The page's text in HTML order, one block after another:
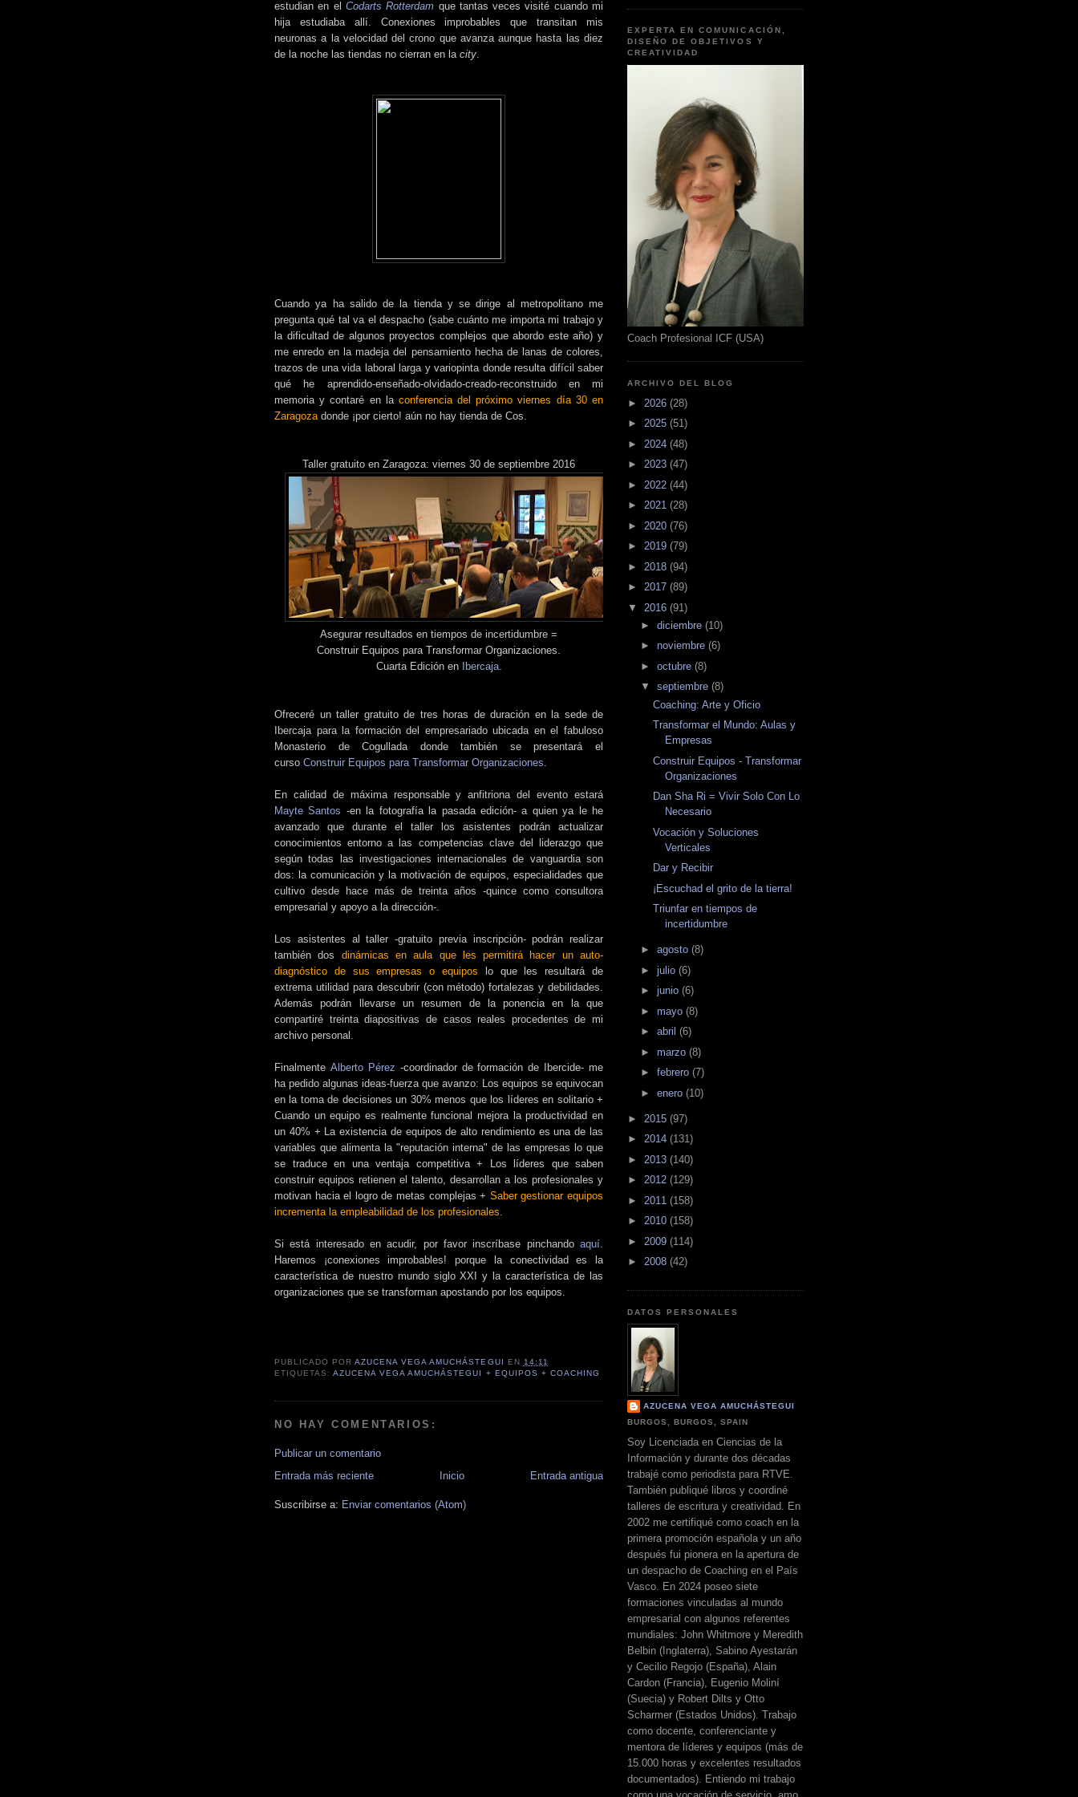
estudian en el Codarts Rotterdam que tantas veces visité cuando mi
hija estudiaba allí. Conexiones improbables que transitan mis
neuronas a la velocidad del crono que avanza aunque hasta las diez
de la noche las tiendas no cierran en la city.
Cuando ya ha salido de la tienda y se dirige al metropolitano me
pregunta qué tal va el despacho (sabe cuánto me importa mi trabajo y
la dificultad de algunos proyectos complejos que abordo este año) y
me enredo en la madeja del pensamiento hecha de lanas de colores,
trazos de una vida laboral larga y variopinta donde resulta difícil saber
qué he aprendido-enseñado-olvidado-creado-reconstruido en mi
memoria y contaré en la conferencia del próximo viernes día 30 en
Zaragoza donde ¡por cierto! aún no hay tienda de Cos.
Taller gratuito en Zaragoza: viernes 30 de septiembre 2016
Asegurar resultados en tiempos de incertidumbre =
Construir Equipos para Transformar Organizaciones.
Cuarta Edición en
Ibercaja.
Ofreceré un taller gratuito de tres horas de duración en la sede de
Ibercaja para la formación del empresariado ubicada en el fabuloso
Monasterio de Cogullada donde también se presentará el
curso Construir Equipos para Transformar Organizaciones.
En calidad de máxima responsable y anfitriona del evento estará
Mayte Santos -en la fotografía la pasada edición- a quien ya le he
avanzado que durante el taller los asistentes podrán actualizar
conocimientos entorno a las competencias clave del liderazgo que
según todas las investigaciones internacionales de vanguardia son
dos: la comunicación y la motivación de equipos, especialidades que
cultivo desde hace más de treinta años -quince como consultora
empresarial y apoyo a la dirección-.
Los asistentes al taller -gratuito previa inscripción- podrán realizar
también dos dinámicas en aula que les permitirá hacer un auto-
diagnóstico de sus empresas o equipos
lo que les resultará de
extrema utilidad para descubrir (con método) fortalezas y debilidades.
Además podrán llevarse un resumen de la ponencia en la que
compartiré treinta diapositivas de casos reales procedentes de mi
archivo personal.
Finalmente Alberto Pérez -coordinador de formación de Ibercide- me
ha pedido algunas ideas-fuerza que avanzo: Los equipos se equivocan
en la toma de decisiones un 30% menos que los líderes en solitario +
Cuando un equipo es realmente funcional mejora la productividad en
un 40% + La existencia de equipos de alto rendimiento es una de las
variables que alimenta la "reputación interna" de las empresas lo que
se traduce en una ventaja competitiva + Los líderes que saben
construir equipos retienen el talento, desarrollan a los profesionales y
motivan hacia el logro de metas complejas + Saber gestionar equipos
incrementa la empleabilidad de los profesionales.
Si está interesado en acudir, por favor inscríbase pinchando aquí.
Haremos ¡conexiones improbables! porque la conectividad es la
característica de nuestro mundo siglo XXI y la característica de las
organizaciones que se transforman apostando por los equipos.
PUBLICADO PORAZUCENA VEGA AMUCHÁSTEGUI EN 14:11
ETIQUETAS:AZUCENA VEGA AMUCHÁSTEGUI + EQUIPOS + COACHING
NO HAY COMENTARIOS:
Publicar un comentario
Entrada más reciente
Entrada antigua
Inicio
Suscribirse a: Enviar comentarios (Atom)
EXPERTA EN COMUNICACIÓN,
DISEÑO DE OBJETIVOS Y
CREATIVIDAD
Coach Profesional ICF (USA)
ARCHIVO DEL BLOG
► 2026 (28)
► 2025 (51)
► 2024 (48)
► 2023 (47)
► 2022 (44)
► 2021 (28)
► 2020 (76)
► 2019 (79)
► 2018 (94)
► 2017 (89)
▼ 2016 (91)
► diciembre (10)
► noviembre (6)
► octubre (8)
▼ septiembre (8)
Coaching: Arte y Oficio
Transformar el Mundo: Aulas y
Empresas
Construir Equipos - Transformar
Organizaciones
Dan Sha Ri = Vivir Solo Con Lo
Necesario
Vocación y Soluciones
Verticales
Dar y Recibir
¡Escuchad el grito de la tierra!
Triunfar en tiempos de
incertidumbre
► agosto (8)
► julio (6)
► junio (6)
► mayo (8)
► abril (6)
► marzo (8)
► febrero (7)
► enero (10)
► 2015 (97)
► 2014 (131)
► 2013 (140)
► 2012 (129)
► 2011 (158)
► 2010 (158)
► 2009 (114)
► 2008 (42)
DATOS PERSONALES
AZUCENA VEGA AMUCHÁSTEGUI
BURGOS, BURGOS, SPAIN
Soy Licenciada en Ciencias de la
Información y durante dos décadas
trabajé como periodista para RTVE.
También publiqué libros y coordiné
talleres de escritura y creatividad. En
2002 me certifiqué como coach en la
primera promoción española y un año
después fui pionera en la apertura de
un despacho de Coaching en el País
Vasco. En 2024 poseo siete
formaciones vinculadas al mundo
empresarial con algunos referentes
mundiales: John Whitmore y Meredith
Belbin (Inglaterra), Sabino Ayestarán
y Cecilio Regojo (España), Alain
Cardon (Francia), Eugenio Moliní
(Suecia) y Robert Dilts y Otto
Scharmer (Estados Unidos). Trabajo
como docente, conferenciante y
mentora de líderes y equipos (más de
15.000 horas y excelentes resultados
documentados). Entiendo mi trabajo